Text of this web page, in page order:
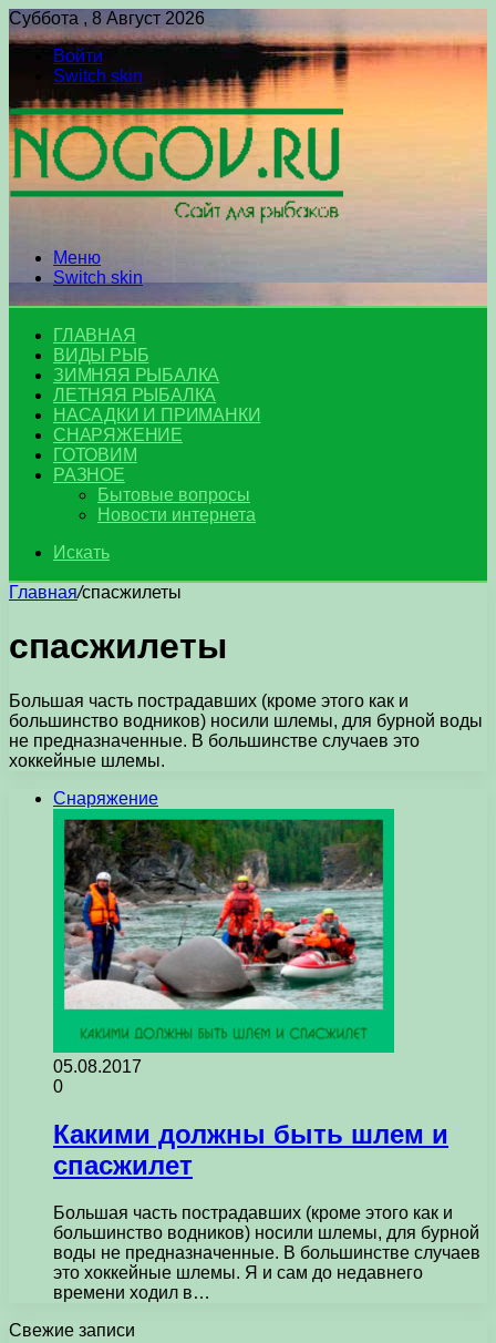
Суббота , 8 Август 2026
Войти
Switch skin
Меню
Switch skin
ГЛАВНАЯ
ВИДЫ РЫБ
ЗИМНЯЯ РЫБАЛКА
ЛЕТНЯЯ РЫБАЛКА
НАСАДКИ И ПРИМАНКИ
СНАРЯЖЕНИЕ
ГОТОВИМ
РАЗНОЕ
Бытовые вопросы
Новости интернета
Искать
Главная/спасжилеты
спасжилеты
Большая часть пострадавших (кроме этого как и
большинство водников) носили шлемы, для бурной воды
не предназначенные. В большинстве случаев это
хоккейные шлемы.
Снаряжение
05.08.2017
0
Какими должны быть шлем и
спасжилет
Большая часть пострадавших (кроме этого как и
большинство водников) носили шлемы, для бурной
воды не предназначенные. В большинстве случаев
это хоккейные шлемы. Я и сам до недавнего
времени ходил в…
Свежие записи